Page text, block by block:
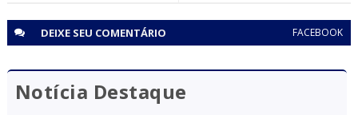
DEIXE SEU COMENTÁRIO FACEBOOK
Notícia Destaque